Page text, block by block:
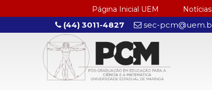
Página Inicial UEM Notícias
(44) 3011-4827 sec-